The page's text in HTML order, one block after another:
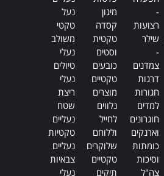
-
רצועות
שילר
-
צמדנים
דרגות
חגורות
למדים
חוגרונים
וארנקים
כומתות
וסיכות
צה"ל
מיגון
קסדה
טקטית
וסטים
כובעים
טקטיים
מוצרים
נלווים
לחייל
וללוחם
שלוקרים
טקטיים
תיקים
נעל
טקטי
משולב
נעלי
טיולים
נעלי
ריצת
שטח
נעליים
טקטיות
נעליים
צבאיות
נעלי